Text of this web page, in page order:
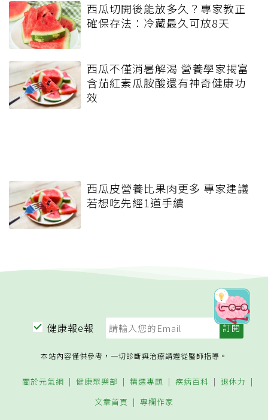
西瓜切開後能放多久？專家教正
確保存法：冷藏最久可放8天
西瓜不僅消暑解渴 營養學家揭富
含茄紅素瓜胺酸還有神奇健康功
效
西瓜皮營養比果肉更多 專家建議
若想吃先經1道手續
健康報e報
本站內容僅供參考，一切診斷與治療請遵從醫師指導。
關於元氣網 健康聚樂部 精選專題 疾病百科
退休力
文章首頁
專欄作家